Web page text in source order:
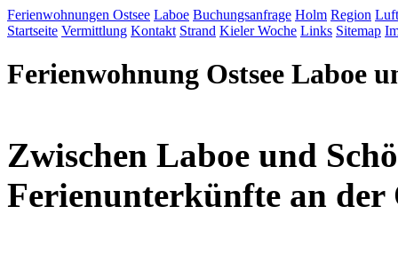
Ferienwohnungen Ostsee Laboe Buchungsanfrage Holm Region
Startseite Vermittlung Kontakt Strand Kieler Woche Links Sitemap
Ferienwohnung Ostsee Laboe
Zwischen Laboe und
Ferienunterkünfte an der